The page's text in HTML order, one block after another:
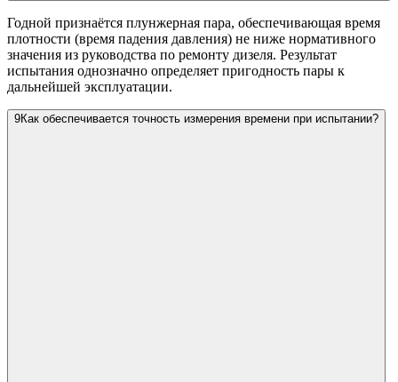
Годной признаётся плунжерная пара, обеспечивающая время
плотности (время падения давления) не ниже нормативного
значения из руководства по ремонту дизеля. Результат
испытания однозначно определяет пригодность пары к
дальнейшей эксплуатации.
9Как обеспечивается точность измерения времени при испытании?